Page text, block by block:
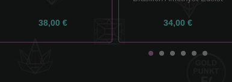
38,00 € 34,00 €